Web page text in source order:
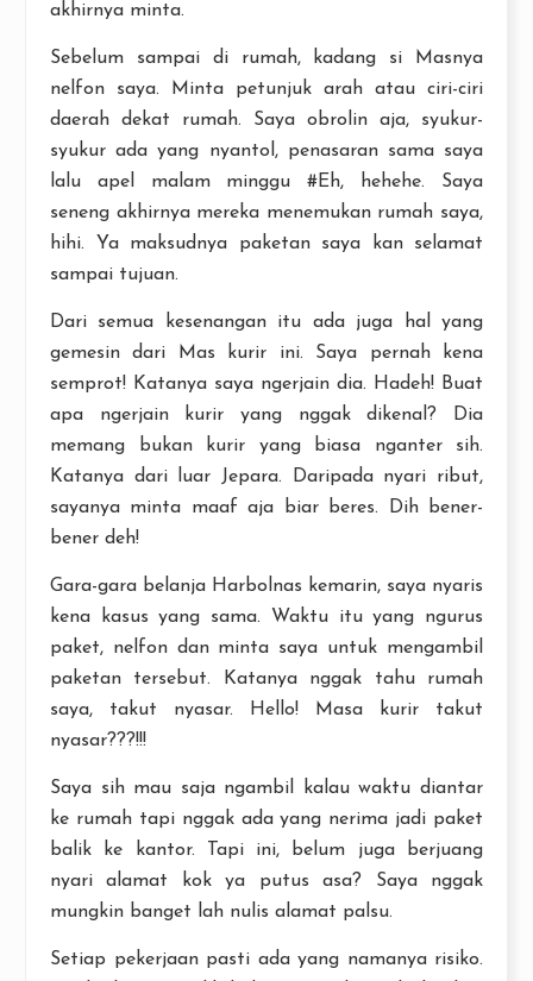
akhirnya minta.
Sebelum sampai di rumah, kadang si Masnya
nelfon saya. Minta petunjuk arah atau ciri-ciri
daerah dekat rumah. Saya obrolin aja, syukur-
syukur ada yang nyantol, penasaran sama saya
lalu apel malam minggu #Eh, hehehe. Saya
seneng akhirnya mereka menemukan rumah saya,
hihi. Ya maksudnya paketan saya kan selamat
sampai tujuan.
Dari semua kesenangan itu ada juga hal yang
gemesin dari Mas kurir ini. Saya pernah kena
semprot! Katanya saya ngerjain dia. Hadeh! Buat
apa ngerjain kurir yang nggak dikenal? Dia
memang bukan kurir yang biasa nganter sih.
Katanya dari luar Jepara. Daripada nyari ribut,
sayanya minta maaf aja biar beres. Dih bener-
bener deh!
Gara-gara belanja Harbolnas kemarin, saya nyaris
kena kasus yang sama. Waktu itu yang ngurus
paket, nelfon dan minta saya untuk mengambil
paketan tersebut. Katanya nggak tahu rumah
saya, takut nyasar. Hello! Masa kurir takut
nyasar???!!!
Saya sih mau saja ngambil kalau waktu diantar
ke rumah tapi nggak ada yang nerima jadi paket
balik ke kantor. Tapi ini, belum juga berjuang
nyari alamat kok ya putus asa? Saya nggak
mungkin banget lah nulis alamat palsu.
Setiap pekerjaan pasti ada yang namanya risiko.